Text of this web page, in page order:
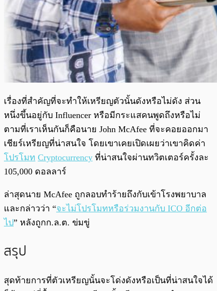
เรื่องที่สำคัญที่จะทำให้เหรียญตัวนั้นดังหรือไม่ดัง ส่วน
หนึ่งขึ้นอยู่กับ Influencer หรือมีกระแสคนพูดถึงหรือไม่
ตามที่เราเห็นกันก็คือนาย John McAfee ที่จะคอยออกมา
เชียร์เหรียญที่น่าสนใจ โดยเขาเคยเปิดเผยว่าเขาคิดค่า
โปรโมท Cryptocurrency ที่น่าสนใจผ่านทวิตเตอร์ครั้งละ
105,000 ดอลลาร์
ล่าสุดนาย McAfee ถูกลอบทำร้ายถึงกับเข้าโรงพยาบาล
และกล่าวว่า “จะไม่โปรโมทหรือร่วมงานกับ ICO อีกต่อ
ไป” หลังถูกก.ล.ต. ข่มขู่
สรุป
สุดท้ายการที่ตัวเหรียญนั้นจะโด่งดังหรือเป็นที่น่าสนใจได้